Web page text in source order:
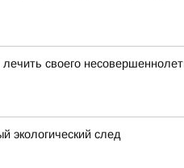
своего
экологический след